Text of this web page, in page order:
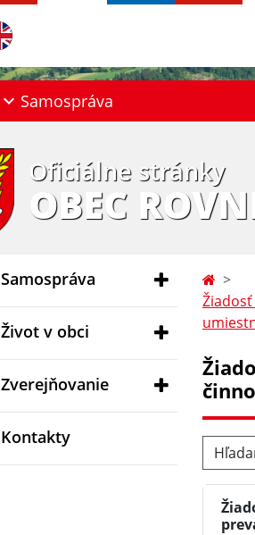
Samospráva
Oficiálne stránky
OBEC
Samospráva
Život v obci
Zverejňovanie
Kontakty